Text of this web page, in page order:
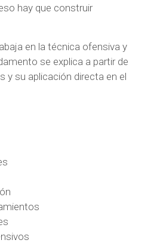
hay que construir
en la técnica ofensiva y
se explica a partir de
y su aplicación directa en el